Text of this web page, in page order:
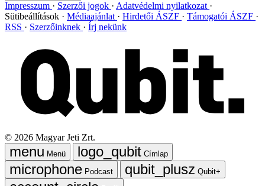
Impresszum Szerzői jogok
Adatvédelmi nyilatkozat
Sütibeállítások
Médiaajánlat Hirdetői ÁSZF
Támogatói ÁSZF
RSS
Szerzőinknek Írj nekünk
© 2026 Magyar Jeti Zrt.
Menü
Címlap
Podcast
Qubit+